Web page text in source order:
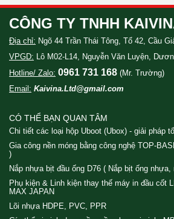
CÔNG TY TNHH
Địa chỉ: Ngõ 44 Trần Thái Tông, Tổ 42, Cầu
VPGD: Lô M02-L14, Nguyễn Văn Luyện,
Hotline/ Zalo: 0961 731 168 (Mr. Trường)
Email: Kaivina.Ltd@gmail.com
CÓ THỂ BẠN QUAN TÂM
Chi tiết các loại hộp Uboot (Ubox) - giải pháp
Gia công nền móng bằng công nghệ TOP-
)
Nắp nhựa bịt đầu ống D76 ( Nắp bịt ống
Phụ kiện & Linh kiện thay thế máy in đầu cốt
MAX JAPAN
Lõi nhựa HDPE, PVC, PPR